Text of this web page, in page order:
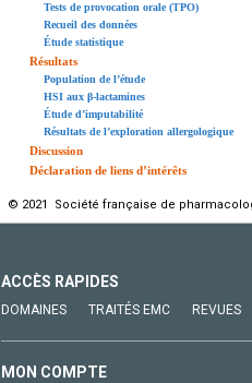
Tests de provocation orale (TPO)
Recueil des données
Étude statistique
Résultats
Population de l’étude
HSI aux β-lactamines
Étude d’imputabilité
Résultats de l’exploration allergologique
Discussion
Déclaration de liens d’intérêts
© 2021 Société française de
ACCÈS RAPIDES
DOMAINES TRAITÉS EMC REVUES
MON COMPTE